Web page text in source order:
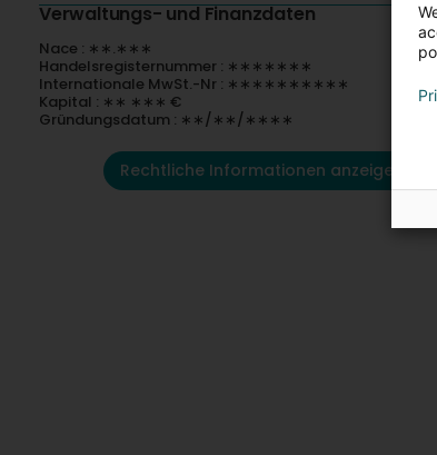
Verwaltungs- und Finanzdaten
Nace : ∗∗.∗∗∗
Handelsregisternummer : ∗∗∗∗∗∗∗
Internationale MwSt.-Nr : ∗∗∗∗∗∗∗∗∗∗
Kapital : ∗∗ ∗∗∗ €
Gründungsdatum : ∗∗/∗∗/∗∗∗∗
Rechtliche Informationen anzeigen